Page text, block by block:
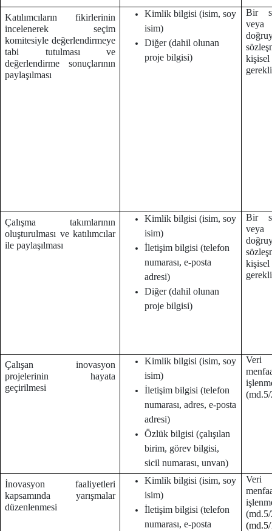
Katılımcıların fikirlerinin
incelenerek seçim
komitesiyle değerlendirmeye
tabi tutulması ve
değerlendirme sonuçlarının
paylaşılması
Kimlik bilgisi (isim, soy
isim)
Diğer (dahil olunan
proje bilgisi)
Bir
veya
Çalışma takımlarının
oluşturulması ve katılımcılar
ile paylaşılması
Kimlik bilgisi (isim, soy
isim)
İletişim bilgisi (telefon
numarası, e-posta
adresi)
Diğer (dahil olunan
proje bilgisi)
Bir
veya
Çalışan inovasyon
projelerinin hayata
geçirilmesi
Kimlik bilgisi (isim, soy
isim)
İletişim bilgisi (telefon
numarası, adres, e-posta
adresi)
Özlük bilgisi (çalışılan
birim, görev bilgisi,
sicil numarası, unvan)
Veri
İnovasyon faaliyetleri
kapsamında yarışmalar
düzenlenmesi
Kimlik bilgisi (isim, soy
isim)
İletişim bilgisi (telefon
numarası, e-posta
Veri